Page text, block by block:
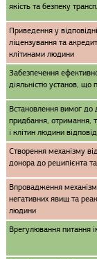
якість та безпеку
Приведення у
ліцензування та
клітинами людини
Забезпечення
діяльністю установ,
Встановлення вимог до
придбання, отримання,
і клітин людини
Створення механізму
донора до реципієнта
Впровадження
негативних явищ та
людини
Врегулювання питання